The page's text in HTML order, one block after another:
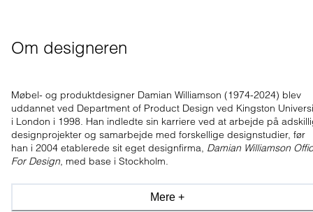
Om designeren
Møbel- og produktdesigner Damian Williamson (1974-2024) blev
uddannet ved Department of Product Design ved Kingston
i London i 1998. Han indledte sin karriere ved at arbejde på
designprojekter og samarbejde med forskellige designstudier, før
han i 2004 etablerede sit eget designfirma, Damian Williamson
For Design, med base i Stockholm.
Stilrene og skulpturelle former karakteriserer den britiske designers
arbejde. Med sin pertentlige tilgang til perfektion fusionerer
Mere +